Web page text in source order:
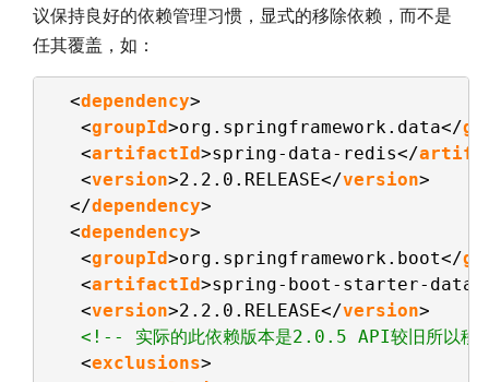
议保持良好的依赖管理习惯，显式的移除依赖，而不是
任其覆盖，如：
<dependency>
<groupId>org.springframework.data</
<artifactId>spring-data-redis</
<version>2.2.0.RELEASE</version>
</dependency>
<dependency>
<groupId>org.springframework.boot</
<artifactId>spring-boot-starter-
<version>2.2.0.RELEASE</version>
<!-- 实际的此依赖版本是2.0.5 API较旧所以移
<exclusions>